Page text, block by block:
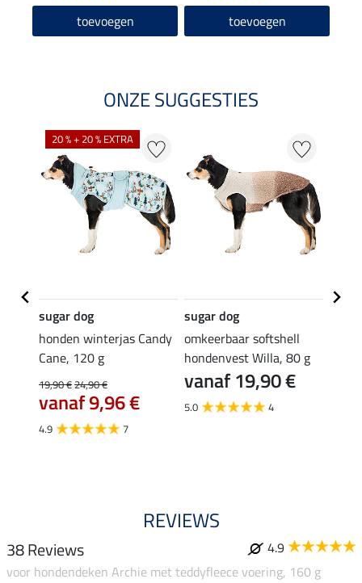
toevoegen toevoegen
ONZE SUGGESTIES
20 % + 20 % EXTRA
sugar dog
honden winterjas Candy
Cane, 120 g
19,90 €24,90 €
vanaf 9,96 €
4.9 7
sugar dog
omkeerbaar softshell
hondenvest Willa, 80 g
vanaf 19,90 €
5.0 4
REVIEWS
38 Reviews
4.9
voor hondendeken Archie met teddyfleece voering, 160 g